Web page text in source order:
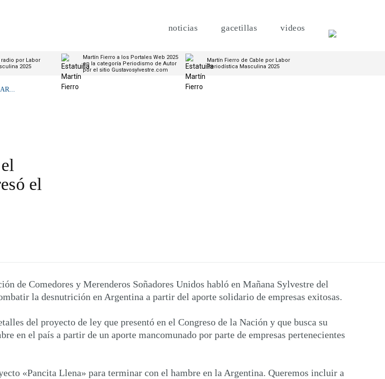
noticias gacetillas videos
por Labor
2025
Martín Fierro a los Portales Web 2025
en la categoría Periodismo de Autor
por el sitio Gustavosylvestre.com
Martín Fierro de Cable por Labor
Periodística Masculina 2025
el
de Comedores y Merenderos Soñadores Unidos habló en Mañana Sylvestre del
la desnutrición en Argentina a partir del aporte solidario de empresas exitosas.
del proyecto de ley que presentó en el Congreso de la Nación y que busca su
en el país a partir de un aporte mancomunado por parte de empresas pertenecientes
«Pancita Llena» para terminar con el hambre en la Argentina. Queremos incluir a